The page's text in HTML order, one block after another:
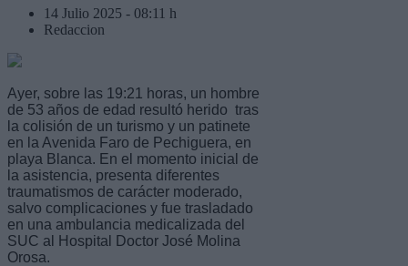
14 Julio 2025 - 08:11 h
Redaccion
Ayer, sobre las 19:21 horas, un hombre
de 53 años de edad resultó herido tras
la colisión de un turismo y un patinete
en la Avenida Faro de Pechiguera, en
playa Blanca. En el momento inicial de
la asistencia, presenta diferentes
traumatismos de carácter moderado,
salvo complicaciones y fue trasladado
en una ambulancia medicalizada del
SUC al Hospital Doctor José Molina
Orosa.